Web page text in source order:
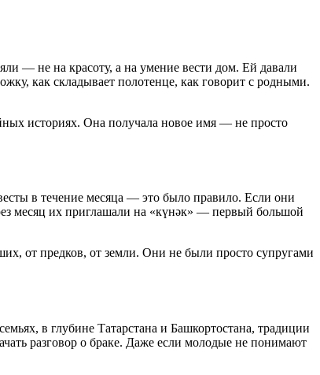
— не на красоту, а на умение вести дом. Ей давали
как складывает полотенце, как говорит с родными.
историях. Она получала новое имя — не просто
в течение месяца — это было правило. Если они
месяц их приглашали на «күнәк» — первый большой
от предков, от земли. Они не были просто супругами
в глубине Татарстана и Башкортостана, традиции
разговор о браке. Даже если молодые не понимают